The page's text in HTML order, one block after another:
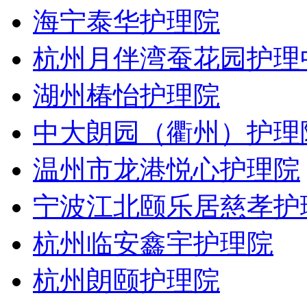
海宁泰华护理院
杭州月伴湾蚕花园护理
湖州椿怡护理院
中大朗园（衢州）护理
温州市龙港悦心护理院
宁波江北颐乐居慈孝护
杭州临安鑫宇护理院
杭州朗颐护理院